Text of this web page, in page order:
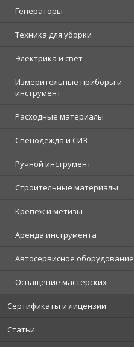
Генераторы
Техника для уборки
Электрика и свет
Измерительные приборы и
инструмент
Расходные материалы
Спецодежда и СИЗ
Ручной инструмент
Строительные материалы
Крепеж и метизы
Аренда инструмента
Автосервисное оборудование
Оснащение мастерских
Сертификаты и лицензии
Статьи